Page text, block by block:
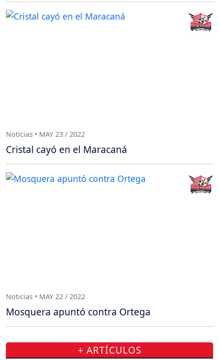
Noticias • MAY 23 / 2022
Cristal cayó en el Maracaná
Noticias • MAY 22 / 2022
Mosquera apuntó contra Ortega
+ ARTÍCULOS